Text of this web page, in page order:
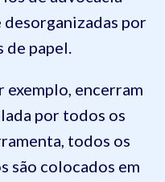
por
de papel.
exemplo, encerram
por todos os
todos os
são colocados em